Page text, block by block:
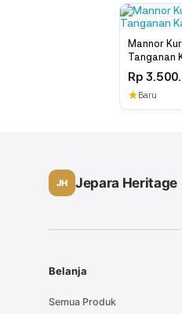
Mannor
Tanganan
Rp
★ Baru
JH Jepara Heritage
Belanja
Semua Produk